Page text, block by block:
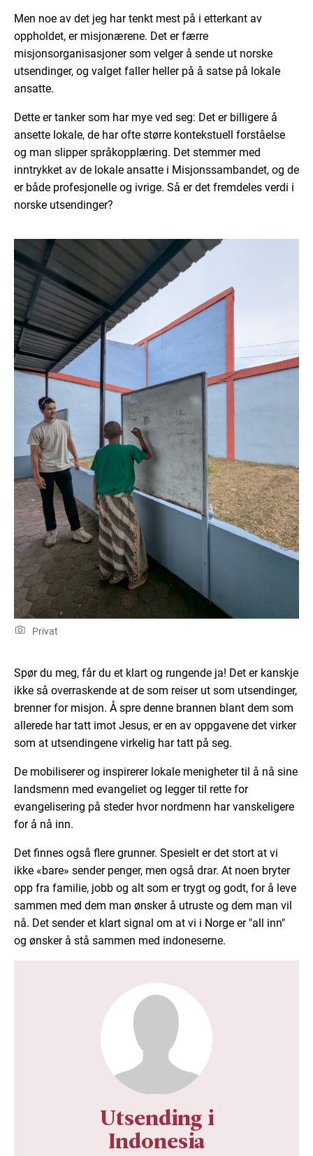
Men noe av det jeg har tenkt mest på i etterkant av
oppholdet, er misjonærene. Det er færre
misjonsorganisasjoner som velger å sende ut norske
utsendinger, og valget faller heller på å satse på lokale
ansatte.
Dette er tanker som har mye ved seg: Det er billigere å
ansette lokale, de har ofte større kontekstuell forståelse
og man slipper språkopplæring. Det stemmer med
inntrykket av de lokale ansatte i Misjonssambandet, og de
er både profesjonelle og ivrige. Så er det fremdeles verdi i
norske utsendinger?
Privat
Spør du meg, får du et klart og rungende ja! Det er kanskje
ikke så overraskende at de som reiser ut som utsendinger,
brenner for misjon. Å spre denne brannen blant dem som
allerede har tatt imot Jesus, er en av oppgavene det virker
som at utsendingene virkelig har tatt på seg.
De mobiliserer og inspirerer lokale menigheter til å nå sine
landsmenn med evangeliet og legger til rette for
evangelisering på steder hvor nordmenn har vanskeligere
for å nå inn.
Det finnes også flere grunner. Spesielt er det stort at vi
ikke «bare» sender penger, men også drar. At noen bryter
opp fra familie, jobb og alt som er trygt og godt, for å leve
sammen med dem man ønsker å utruste og dem man vil
nå. Det sender et klart signal om at vi i Norge er "all inn"
og ønsker å stå sammen med indoneserne.
Utsending i
Indonesia